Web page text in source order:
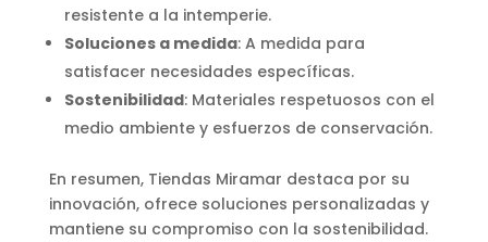
resistente a la intemperie.
Soluciones a medida: A medida para
satisfacer necesidades específicas.
Sostenibilidad: Materiales respetuosos con el
medio ambiente y esfuerzos de conservación.
En resumen, Tiendas Miramar destaca por su
innovación, ofrece soluciones personalizadas y
mantiene su compromiso con la sostenibilidad.